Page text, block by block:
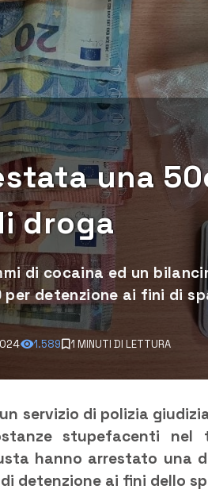
una
droga
di cocaina ed un
per detenzione ai fini di
1.589 1 MINUTI DI LETTURA
servizio di polizia
stupefacenti nel
hanno arrestato una
detenzione ai fini dello